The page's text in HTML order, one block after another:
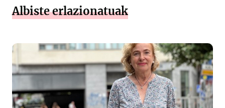
Albiste erlazionatuak